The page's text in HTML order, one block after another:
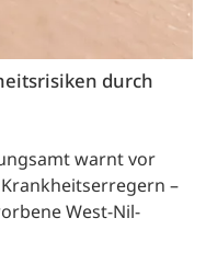
durch
warnt vor
–
West-Nil-